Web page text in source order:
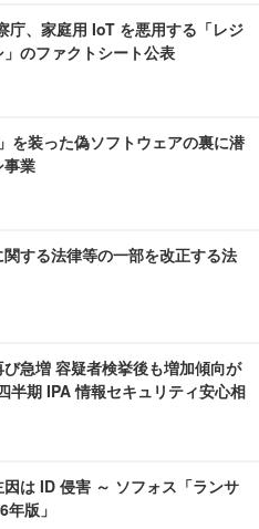
庁、家庭用 IoT を悪用する「レジ
のファクトシート公表
を装った偽ソフトウェアの裏に潜
事業
関する法律等の一部を改正する法
び急増 容疑者検挙後も増加傾向が
半期 IPA 情報セキュリティ安心相
は ID 侵害 ～ ソフォス「ランサ
版」